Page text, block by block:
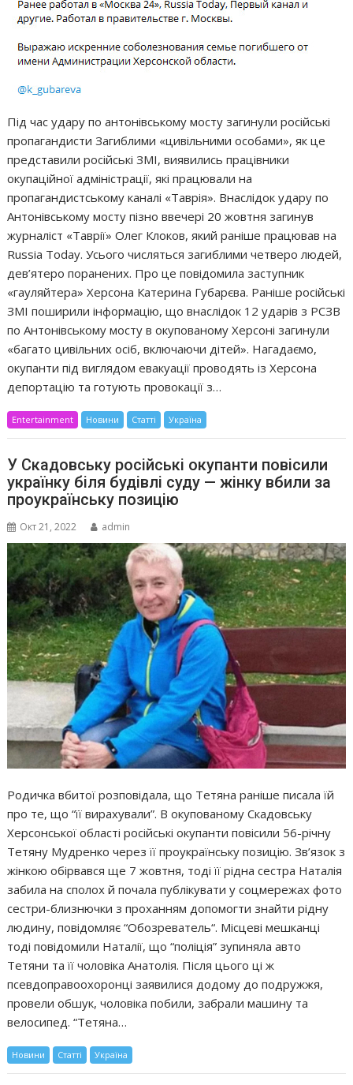
Під час удару по антонівському мосту загинули російські
пропагандисти Загиблими «цивільними особами», як це
представили російські ЗМІ, виявились працівники
окупаційної адміністрації, які працювали на
пропагандистському каналі «Таврія». Внаслідок удару по
Антонівському мосту пізно ввечері 20 жовтня загинув
журналіст «Таврії» Олег Клоков, який раніше працював на
Russia Today. Усього числяться загиблими четверо людей,
дев’ятеро поранених. Про це повідомила заступник
«гауляйтера» Херсона Катерина Губарєва. Раніше російські
ЗМІ поширили інформацію, що внаслідок 12 ударів з РСЗВ
по Антонівському мосту в окупованому Херсоні загинули
«багато цивільних осіб, включаючи дітей». Нагадаємо,
окупанти під виглядом евакуації проводять із Херсона
депортацію та готують провокації з…
Entertainment Новини Статті Україна
У Скадовську російські окупанти повісили
українку біля будівлі суду — жінку вбили за
проукраїнську позицію
Окт 21, 2022 admin
Родичка вбитої розповідала, що Тетяна раніше писала їй
про те, що “її вирахували”. В окупованому Скадовську
Херсонської області російські окупанти повісили 56-річну
Тетяну Мудренко через її проукраїнську позицію. Зв’язок з
жінкою обірвався ще 7 жовтня, тоді її рідна сестра Наталія
забила на сполох й почала публікувати у соцмережах фото
сестри-близнючки з проханням допомогти знайти рідну
людину, повідомляє “Обозреватель“. Місцеві мешканці
тоді повідомили Наталії, що “поліція” зупиняла авто
Тетяни та її чоловіка Анатолія. Після цього ці ж
псевдоправоохоронці заявилися додому до подружжя,
провели обшук, чоловіка побили, забрали машину та
велосипед. “Тетяна…
Новини Статті Україна